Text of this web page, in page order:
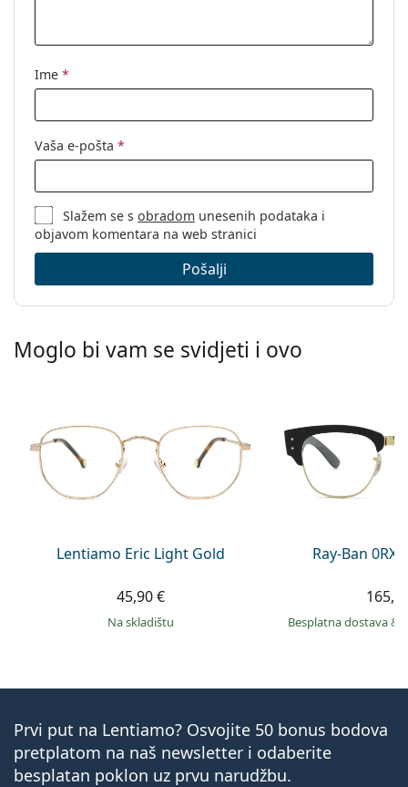
Ime *
Vaša e-pošta *
Slažem se sobradom unesenih podataka i
objavom komentara na web stranici
Pošalji
Moglo bi vam se svidjeti i ovo
Lentiamo Eric Light Gold
45,90 €
na skladištu
Ray-Ban
Besplatna dostava&
Prvi put na Lentiamo? Osvojite 50 bonus bodova
pretplatom na naš newsletter i odaberite
besplatan poklon uz prvu narudžbu.